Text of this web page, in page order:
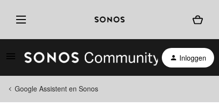
Inloggen
Google Assistent en Sonos